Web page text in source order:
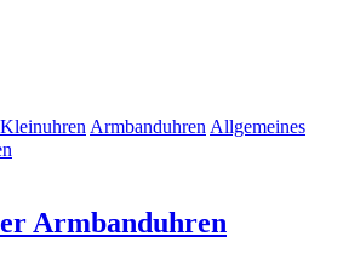
Kleinuhren Armbanduhren Allgemeines
Armbanduhren